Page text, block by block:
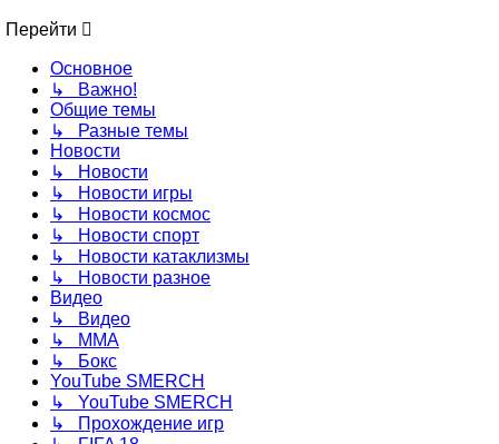
Перейти
Основное
↳ Важно!
Общие темы
↳ Разные темы
Новости
↳ Новости
↳ Новости игры
↳ Новости космос
↳ Новости спорт
↳ Новости катаклизмы
↳ Новости разное
Видео
↳ Видео
↳ ММА
↳ Бокс
YouTube SMERCH
↳ YouTube SMERCH
↳ Прохождение игр